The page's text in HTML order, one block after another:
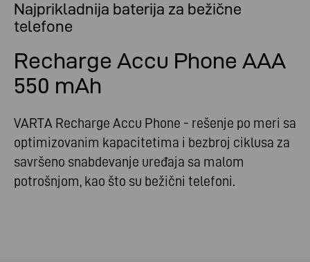
Najprikladnija baterija za bežične
telefone
Recharge Accu Phone AAA
550 mAh
VARTA Recharge Accu Phone - rešenje po meri sa
optimizovanim kapacitetima i bezbroj ciklusa za
savršeno snabdevanje uređaja sa malom
potrošnjom, kao što su bežični telefoni.